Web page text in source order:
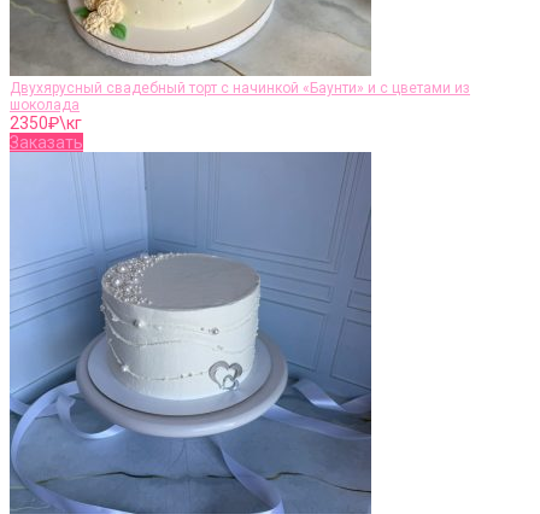
Двухярусный свадебный торт с начинкой «Баунти» и с цветами из
шоколада
2350₽\кг
Заказать